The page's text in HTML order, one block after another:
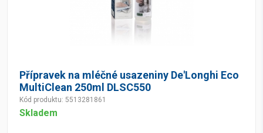
Přípravek na mléčné usazeniny De'Longhi Eco
MultiClean 250ml DLSC550
Kód produktu: 5513281861
Skladem